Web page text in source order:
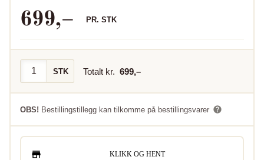
699,– PR. STK
STK Totalt kr. 699,–
OBS! Bestillingstillegg kan tilkomme på bestillingsvarer
KLIKK OG HENT